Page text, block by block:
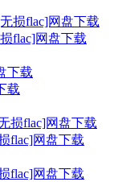
flac]网盘下载
载
flac]网盘下载